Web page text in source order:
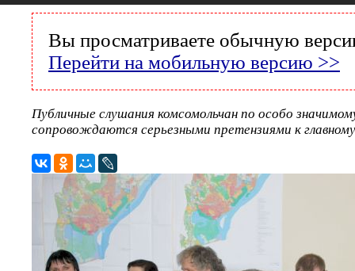
Вы просматриваете обычную
Перейти на мобильную версию >>
Публичные слушания комсомольчан по особо
сопровождаются серьезными претензиями к